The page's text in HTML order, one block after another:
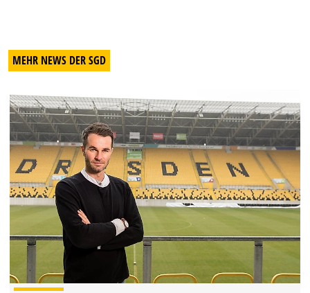
MEHR NEWS DER SGD